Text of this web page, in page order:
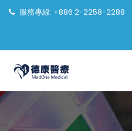
服務專線: +886 2-2258-2288